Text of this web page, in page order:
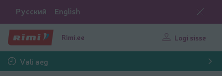
Русский English
Rimi.ee Logi sisse
Vali aeg